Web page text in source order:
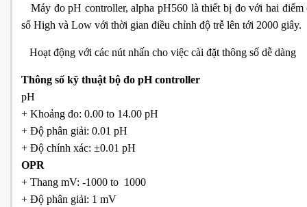
Máy đo pH controller, alpha pH560 là thiết bị đo với hai điểm
số High và Low với thời gian điều chỉnh độ trễ lên tới 2000 giây.
Hoạt động với các nút nhấn cho việc cài đặt thông số dễ dàng
Thông số kỹ thuật bộ đo pH controller
pH
+ Khoảng đo: 0.00 to 14.00 pH
+ Độ phân giải: 0.01 pH
+ Độ chính xác: ±0.01 pH
OPR
+ Thang mV: -1000 to 1000
+ Độ phân giải: 1 mV